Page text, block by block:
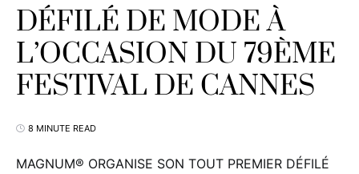
DÉFILÉ DE MODE À
L’OCCASION DU 79ÈME
FESTIVAL DE CANNES
8 MINUTE READ
MAGNUM® ORGANISE SON TOUT PREMIER DÉFILÉ